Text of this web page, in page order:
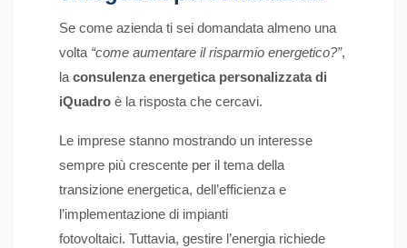
Se come azienda ti sei domandata almeno una
volta “come aumentare il risparmio energetico?”,
la consulenza energetica personalizzata di
iQuadro è la risposta che cercavi.
Le imprese stanno mostrando un interesse
sempre più crescente per il tema della
transizione energetica, dell’efficienza e
l’implementazione di impianti
fotovoltaici. Tuttavia, gestire l’energia richiede